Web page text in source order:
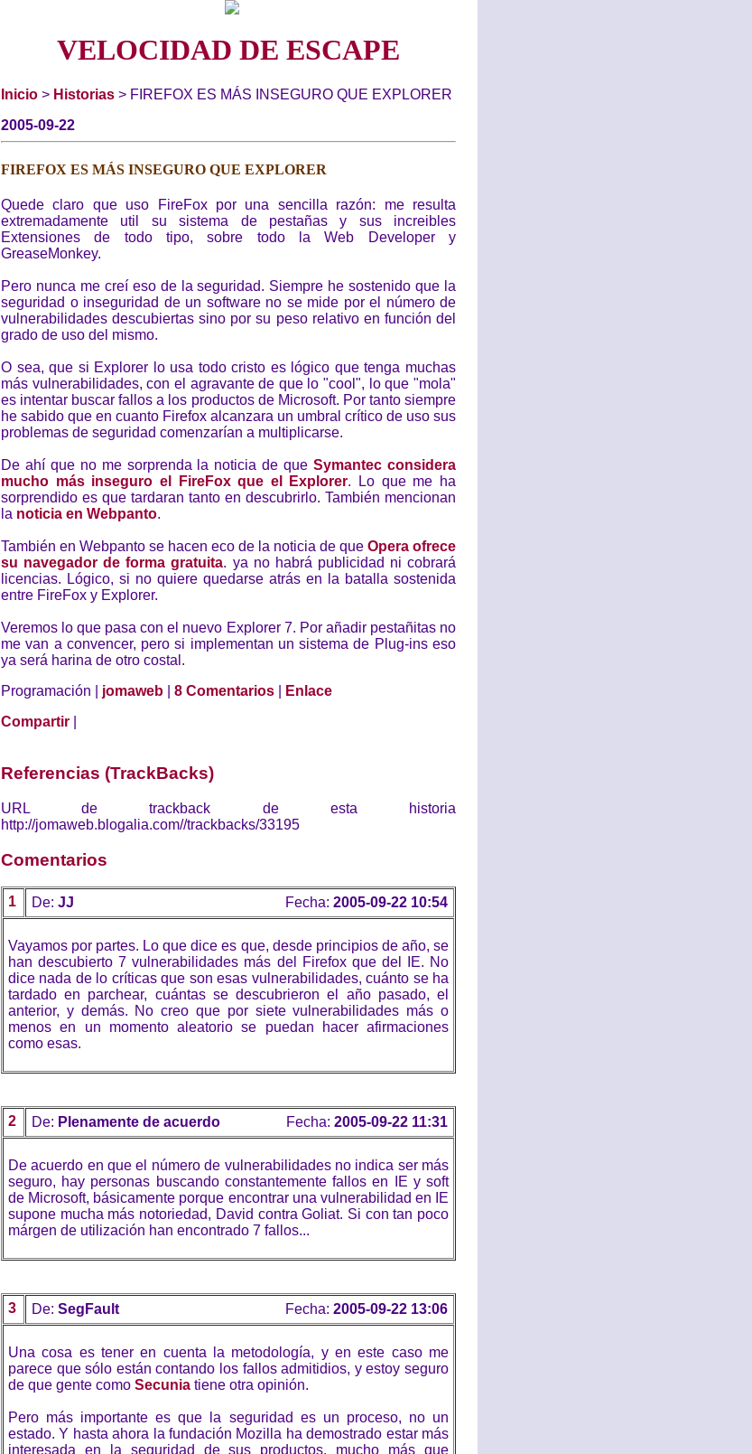
VELOCIDAD DE ESCAPE
Inicio > Historias > FIREFOX ES MÁS INSEGURO QUE EXPLORER
2005-09-22
FIREFOX ES MÁS INSEGURO QUE EXPLORER
Quede claro que uso FireFox por una sencilla razón: me resulta
extremadamente util su sistema de pestañas y sus increibles
Extensiones de todo tipo, sobre todo la Web Developer y
GreaseMonkey.
Pero nunca me creí eso de la seguridad. Siempre he sostenido que la
seguridad o inseguridad de un software no se mide por el número de
vulnerabilidades descubiertas sino por su peso relativo en función del
grado de uso del mismo.
O sea, que si Explorer lo usa todo cristo es lógico que tenga muchas
más vulnerabilidades, con el agravante de que lo "cool", lo que "mola"
es intentar buscar fallos a los productos de Microsoft. Por tanto siempre
he sabido que en cuanto Firefox alcanzara un umbral crítico de uso sus
problemas de seguridad comenzarían a multiplicarse.
De ahí que no me sorprenda la noticia de queSymantec considera
mucho más inseguro el FireFox que el Explorer. Lo que me ha
sorprendido es que tardaran tanto en descubrirlo. También mencionan
la noticia en Webpanto.
También en Webpanto se hacen eco de la noticia de que Opera ofrece
su navegador de forma gratuita. ya no habrá publicidad ni cobrará
licencias. Lógico, si no quiere quedarse atrás en la batalla sostenida
entre FireFox y Explorer.
Veremos lo que pasa con el nuevo Explorer 7. Por añadir pestañitas no
me van a convencer, pero si implementan un sistema de Plug-ins eso
ya será harina de otro costal.
Programación | jomaweb 8 Comentarios
Enlace
Compartir
Referencias (TrackBacks)
URL de trackback de esta historia
http://jomaweb.blogalia.com//trackbacks/33195
Comentarios
1 De: JJ Fecha: 2005-09-22 10:54
Vayamos por partes. Lo que dice es que, desde principios de año, se
han descubierto 7 vulnerabilidades más del Firefox que del IE. No
dice nada de lo críticas que son esas vulnerabilidades, cuánto se ha
tardado en parchear, cuántas se descubrieron el año pasado, el
anterior, y demás. No creo que por siete vulnerabilidades más o
menos en un momento aleatorio se puedan hacer afirmaciones
como esas.
2 De: Plenamente de acuerdo Fecha: 2005-09-22 11:31
De acuerdo en que el número de vulnerabilidades no indica ser más
seguro, hay personas buscando constantemente fallos en IE y soft
de Microsoft, básicamente porque encontrar una vulnerabilidad en IE
supone mucha más notoriedad, David contra Goliat. Si con tan poco
márgen de utilización han encontrado 7 fallos...
3 De: SegFault Fecha: 2005-09-22 13:06
Una cosa es tener en cuenta la metodología, y en este caso me
parece que sólo están contando los fallos admitidios, y estoy seguro
de que gente como Secunia tiene otra opinión.
Pero más importante es que la seguridad es un proceso, no un
estado. Y hasta ahora la fundación Mozilla ha demostrado estar más
interesada en la seguridad de sus productos, mucho más que